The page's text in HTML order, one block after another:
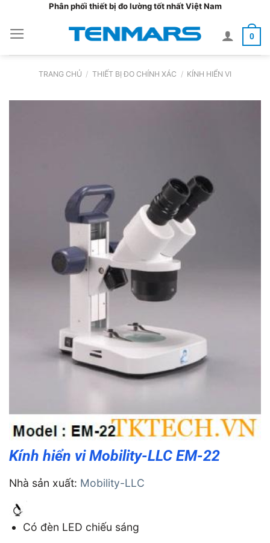
nội
dung
Phân phối thiết bị đo lường tốt nhất Việt Nam
0
TRANG CHỦ / THIẾT BỊ ĐO CHÍNH XÁC / KÍNH HIỂN VI
Kính hiển vi Mobility-LLC EM-22
Nhà sản xuất: Mobility-LLC
Có đèn LED chiếu sáng